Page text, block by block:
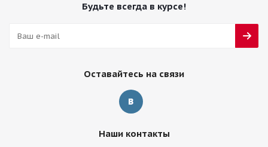
Будьте всегда в курсе!
Оставайтесь на связи
Наши контакты